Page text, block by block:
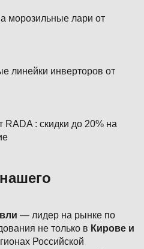
морозильные лари от
линейки инверторов от
: скидки до 20% на
— лидер на рынке по
не только в Кирове и
Российской